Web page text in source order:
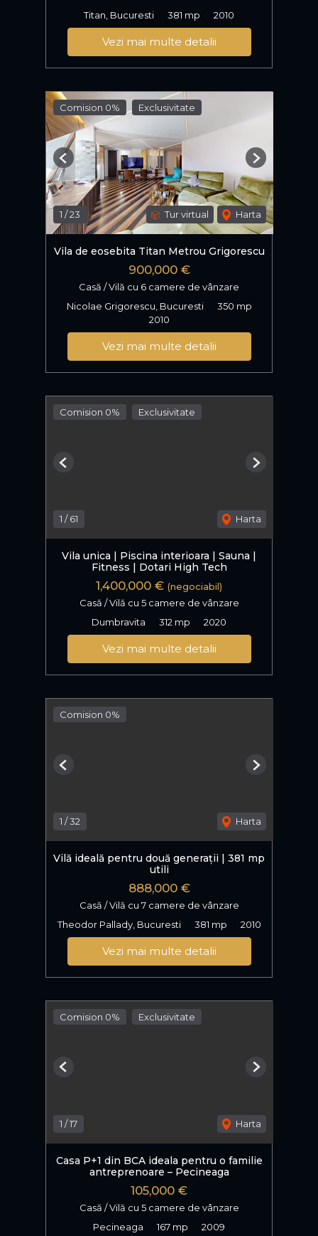
Titan, Bucuresti
381 mp 2010
Vezi mai multe detalii
Comision 0% Exclusivitate
1 /23 Tur virtual Harta
Previous Next
Vila de eosebita Titan Metrou Grigorescu
900,000 €
Casă / Vilă cu 6 camere de vânzare
Nicolae Grigorescu, Bucuresti
350 mp
2010
Vezi mai multe detalii
Comision 0% Exclusivitate
1 /61 Harta
Previous Next
Vila unica | Piscina interioara | Sauna |
Fitness | Dotari High Tech
1,400,000 € (negociabil)
Casă / Vilă cu 5 camere de vânzare
Dumbravita
312 mp 2020
Vezi mai multe detalii
Comision 0%
1 /32 Harta
Previous Next
Vilă ideală pentru două generații | 381 mp
utili
888,000 €
Casă / Vilă cu 7 camere de vânzare
Theodor Pallady, Bucuresti
381 mp 2010
Vezi mai multe detalii
Comision 0% Exclusivitate
1 /17 Harta
Previous Next
Casa P+1 din BCA ideala pentru o familie
antreprenoare – Pecineaga
105,000 €
Casă / Vilă cu 5 camere de vânzare
Pecineaga
167 mp 2009